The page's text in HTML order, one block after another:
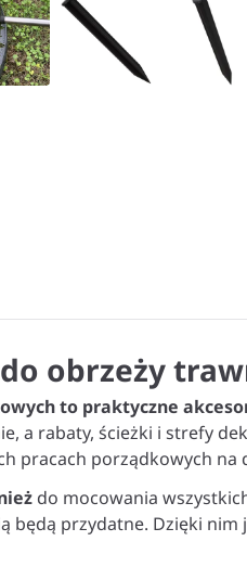
obrzeży
to praktyczne
a rabaty, ścieżki i strefy
pracach porządkowych na
do mocowania
będą przydatne. Dzięki